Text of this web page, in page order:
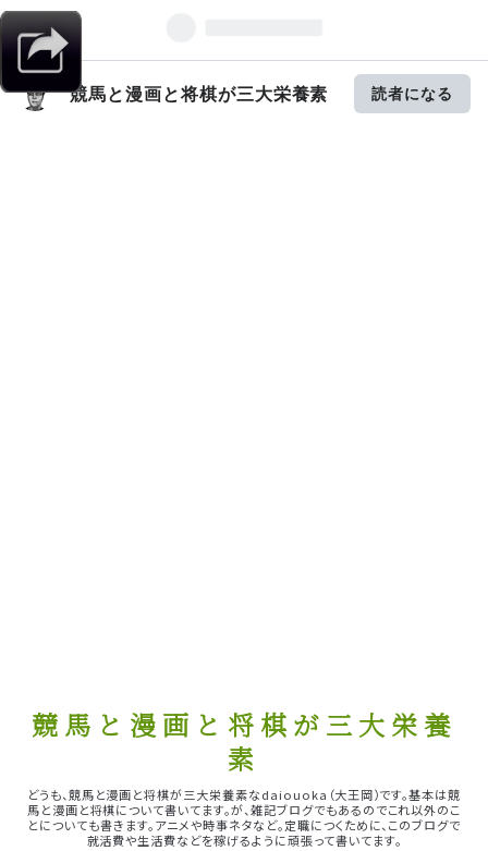
競馬と漫画と将棋が三大栄養素 読者になる
競馬と漫画と将棋が三大栄養
素
どうも、競馬と漫画と将棋が三大栄養素なdaiouoka（大王岡）です。基本は競
馬と漫画と将棋について書いてます。が、雑記ブログでもあるのでこれ以外のこ
とについても書きます。アニメや時事ネタなど。定職につくために、このブログで
就活費や生活費などを稼げるように頑張って書いてます。